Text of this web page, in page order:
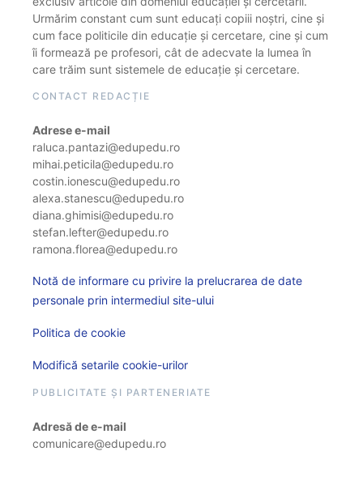
Urmărim constant cum sunt educați copiii noștri, cine și
cum face politicile din educație și cercetare, cine și cum
îi formează pe profesori, cât de adecvate la lumea în
care trăim sunt sistemele de educație și cercetare.
CONTACT REDACȚIE
Adrese e-mail
raluca.pantazi@edupedu.ro
mihai.peticila@edupedu.ro
costin.ionescu@edupedu.ro
alexa.stanescu@edupedu.ro
diana.ghimisi@edupedu.ro
stefan.lefter@edupedu.ro
ramona.florea@edupedu.ro
Notă de informare cu privire la prelucrarea de date
personale prin intermediul site-ului
Politica de cookie
Modifică setarile cookie-urilor
PUBLICITATE ȘI PARTENERIATE
Adresă de e-mail
comunicare@edupedu.ro